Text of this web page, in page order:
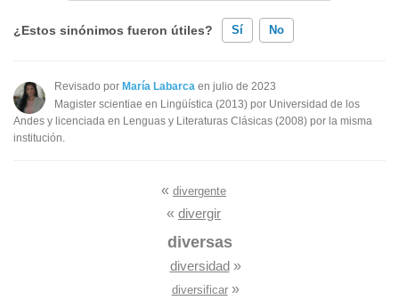
¿Estos sinónimos fueron útiles? Sí No
Existen sinónimos incorrectos
Ninguno de los sinónimos presentados me ayudó
Revisado por María Labarca en julio de 2023
Magister scientiae en Lingüística (2013) por Universidad de los
Andes y licenciada en Lenguas y Literaturas Clásicas (2008) por la misma
institución.
« divergente
« divergir
diversas
diversidad»
diversificar»